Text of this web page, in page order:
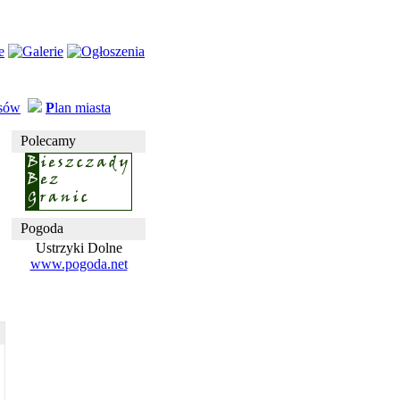
Plan miasta
Polecamy
Pogoda
Ustrzyki Dolne
www.pogoda.net